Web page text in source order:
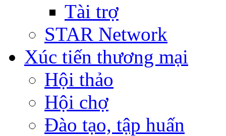
Tài trợ
STAR Network
Xúc tiến thương mại
Hội thảo
Hội chợ
Đào tạo, tập huấn